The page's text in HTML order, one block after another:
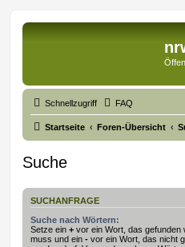
Schnellzugriff FAQ
Startseite Foren-Übersicht
Suche
SUCHANFRAGE
Suche nach Wörtern:
Setze ein + vor ein Wort, das gefunden
muss und ein - vor ein Wort, das nicht